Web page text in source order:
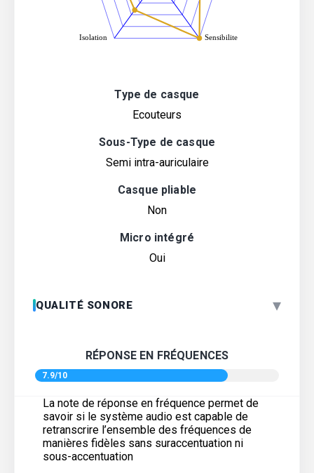
Type de casque
Ecouteurs
Sous-Type de casque
Semi intra-auriculaire
Casque pliable
Non
Micro intégré
Oui
QUALITÉ SONORE ▾
RÉPONSE EN FRÉQUENCES
7.9/10
La note de réponse en fréquence permet de
savoir si le système audio est capable de
retranscrire l’ensemble des fréquences de
manières fidèles sans suraccentuation ni
sous-accentuation